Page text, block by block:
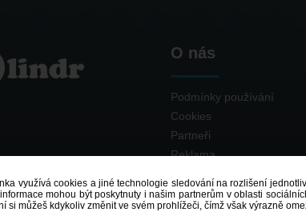
O nás
Podmínky používání
Cookies
Partneři
Reklama
využívá cookies a jiné technologie sledování na rozlišení
mohou být poskytnuty i našim partnerům v oblasti
si můžeš kdykoliv změnit ve svém prohlížeči, čímž však výrazně